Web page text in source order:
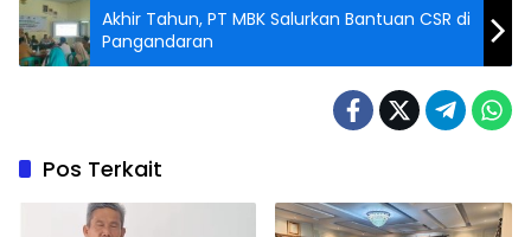
Akhir Tahun, PT MBK Salurkan Bantuan CSR di
Pangandaran
Pos Terkait